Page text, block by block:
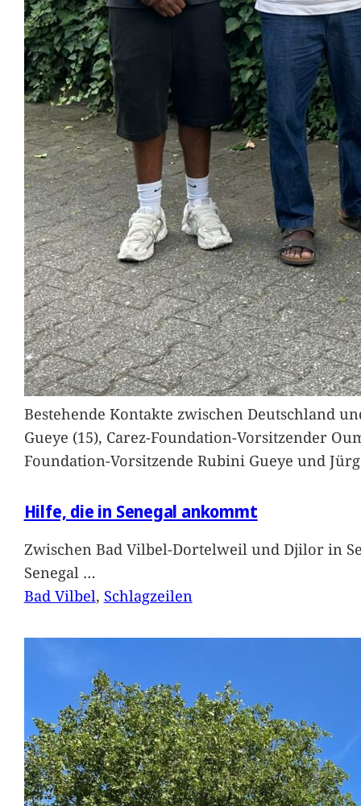
Bestehende Kontakte zwischen Deutschland
Gueye (15), Carez-Foundation-Vorsitzender
Foundation-Vorsitzende Rubini Gueye und
Hilfe, die in Senegal ankommt
Zwischen Bad Vilbel-Dortelweil und Djilor in
Senegal …
Bad Vilbel, Schlagzeilen